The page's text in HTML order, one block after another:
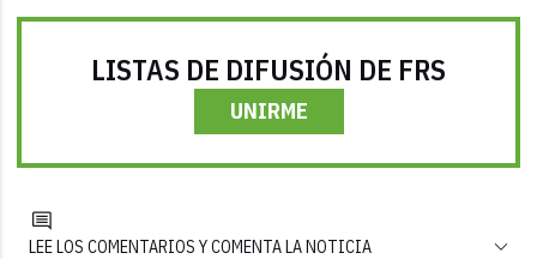
LISTAS DE DIFUSIÓN DE FRS
UNIRME
LEE LOS COMENTARIOS Y COMENTA LA NOTICIA